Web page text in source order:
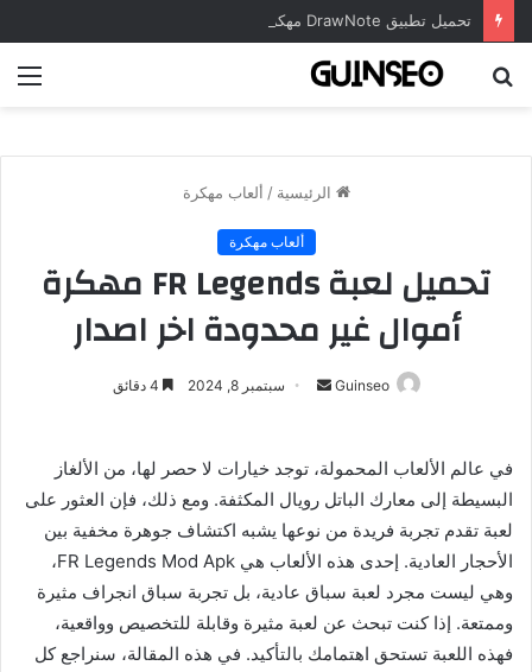
الرئيسية / ألعاب مهكرة
ألعاب مهكرة
تحميل لعبة FR Legends مهكرة
أموال غير محدودة اخر اصدار
Guinseo
أرسل سبتمبر 8, 2024
في عالم الألعاب المحمولة، توجد خيارات لا حصر لها، من الألغاز
البسيطة إلى معارك الباتل رويال المكثفة. ومع ذلك، فإن العثور على
لعبة تقدم تجربة فريدة من نوعها يشبه اكتشاف جوهرة مخفية بين
الأحجار العادية. إحدى هذه الألعاب هي FR Legends Mod Apk،
وهي ليست مجرد لعبة سباق عادية، بل تجربة سباق انجراف مثيرة
وممتعة. إذا كنت تبحث عن لعبة مثيرة وقابلة للتخصيص وواقعية،
فهذه اللعبة تستحق اهتمامك بالتأكيد. في هذه المقالة، سنراجع كل